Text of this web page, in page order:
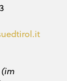
(im